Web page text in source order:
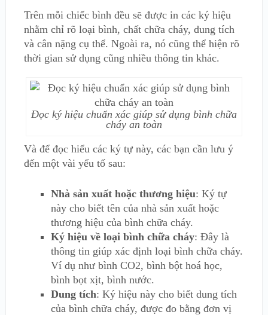
Trên mỗi chiếc bình đều sẽ được in các ký hiệu
nhằm chỉ rõ loại bình, chất chữa cháy, dung tích
và cân nặng cụ thể. Ngoài ra, nó cũng thể hiện rõ
thời gian sử dụng cũng nhiều thông tin khác.
Đọc ký hiệu chuẩn xác giúp sử dụng bình chữa
cháy an toàn
Và để đọc hiểu các ký tự này, các bạn cần lưu ý
đến một vài yếu tố sau:
Nhà sản xuất hoặc thương hiệu: Ký tự
này cho biết tên của nhà sản xuất hoặc
thương hiệu của bình chữa cháy.
Ký hiệu về loại bình chữa cháy: Đây là
thông tin giúp xác định loại bình chữa cháy.
Ví dụ như bình CO2, bình bột hoá học,
bình bọt xịt, bình nước.
Dung tích: Ký hiệu này cho biết dung tích
của bình chữa cháy, được đo bằng đơn vị